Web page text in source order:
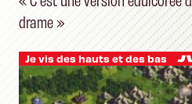
drame »
Je vis des hauts et des bas